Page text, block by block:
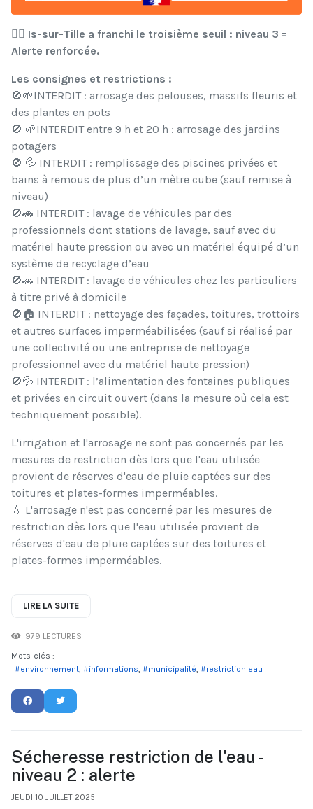
👉🏼 Is-sur-Tille a franchi le troisième seuil : niveau 3 =
Alerte renforcée.
Les consignes et restrictions :
🚫🌱INTERDIT : arrosage des pelouses, massifs fleuris et
des plantes en pots
🚫 🌱INTERDIT entre 9 h et 20 h : arrosage des jardins
potagers
🚫 💦 INTERDIT : remplissage des piscines privées et
bains à remous de plus d’un mètre cube (sauf remise à
niveau)
🚫🚗 INTERDIT : lavage de véhicules par des
professionnels dont stations de lavage, sauf avec du
matériel haute pression ou avec un matériel équipé d’un
système de recyclage d’eau
🚫🚗 INTERDIT : lavage de véhicules chez les particuliers
à titre privé à domicile
🚫🏠 INTERDIT : nettoyage des façades, toitures, trottoirs
et autres surfaces imperméabilisées (sauf si réalisé par
une collectivité ou une entreprise de nettoyage
professionnel avec du matériel haute pression)
🚫💦 INTERDIT : l’alimentation des fontaines publiques
et privées en circuit ouvert (dans la mesure où cela est
techniquement possible).
L'irrigation et l'arrosage ne sont pas concernés par les
mesures de restriction dès lors que l'eau utilisée
provient de réserves d'eau de pluie captées sur des
toitures et plates-formes imperméables.
💧 L'arrosage n'est pas concerné par les mesures de
restriction dès lors que l'eau utilisée provient de
réserves d'eau de pluie captées sur des toitures et
plates-formes imperméables.
LIRE LA SUITE
979 LECTURES
Mots-clés :
environnement
informations municipalité restriction eau
Sécheresse restriction de l'eau -
niveau 2 : alerte
JEUDI 10 JUILLET 2025